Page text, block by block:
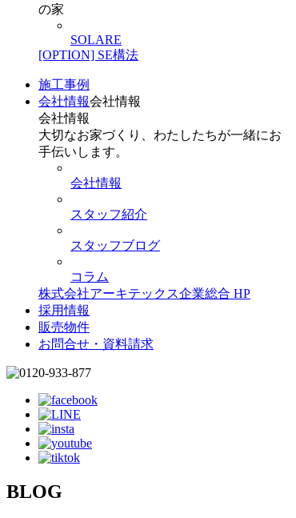
の家
SOLARE
[OPTION] SE構法
施工事例
会社情報会社情報
会社情報
大切なお家づくり、わたしたちが一緒にお
手伝いします。
会社情報
スタッフ紹介
スタッフブログ
コラム
株式会社アーキテックス企業総合 HP
採用情報
販売物件
お問合せ・資料請求
BLOG